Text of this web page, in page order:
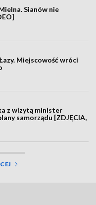
Sianów nie
Miejscowość wróci
z wizytą minister
samorządu [ZDJĘCIA,